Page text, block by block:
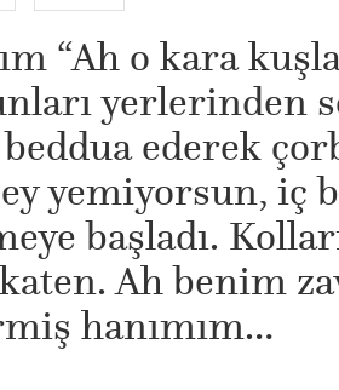
“Ah o kara
yerlerinden
ederek
yemiyorsun, iç
başladı.
Ah benim
hanımım…